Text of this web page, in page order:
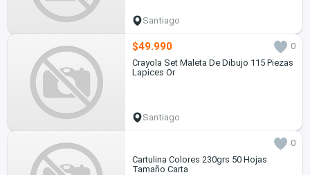
Santiago
$49.990
0
Crayola Set Maleta De Dibujo 115 Piezas
Lapices Or
Santiago
0
Cartulina Colores 230grs 50 Hojas
Tamaño Carta